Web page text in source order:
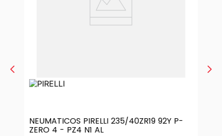
NEUMATICOS PIRELLI 235/40ZR19 92Y P-
ZERO 4 - PZ4 N1 AL